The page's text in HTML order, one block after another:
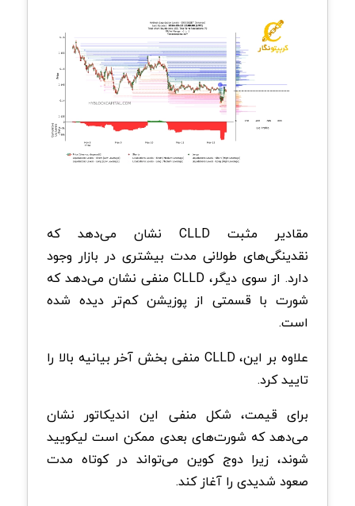
مقادیر مثبت CLLD نشان می‌دهد که
نقدینگی‌های طولانی مدت بیشتری در بازار وجود
دارد. از سوی دیگر، CLLD منفی نشان می‌دهد که
شورت با قسمتی از پوزیشن کم‌تر دیده شده
است.
علاوه بر این، CLLD منفی بخش آخر بیانیه بالا را
تایید کرد.
برای قیمت، شکل منفی این اندیکاتور نشان
می‌دهد که شورت‌های بعدی ممکن است لیکویید
شوند، زیرا دوج کوین می‌تواند در کوتاه ‌مدت
صعود شدیدی را آغاز کند.